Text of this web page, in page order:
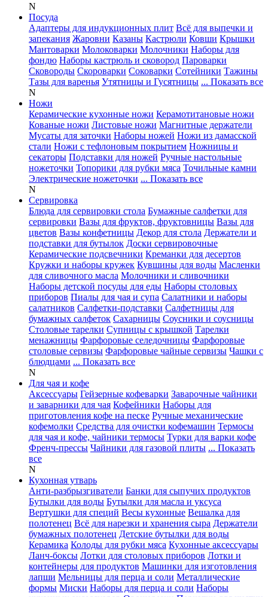
N
Посуда
Адаптеры для индукционных плит Всё для выпечки и
запекания Жаровни Казаны Кастрюли Ковши Крышки
Мантоварки Молоковарки Молочники Наборы для
фондю Наборы кастрюль и сковород Пароварки
Сковороды Скороварки Соковарки Сотейники Тажины
Тазы для варенья Утятницы и Гусятницы ... Показать все
N
Ножи
Керамические кухонные ножи Керамотитановые ножи
Кованые ножи Листовые ножи Магнитные держатели
Мусаты для заточки Наборы ножей Ножи из дамасской
стали Ножи с тефлоновым покрытием Ножницы и
секаторы Подставки для ножей Ручные настольные
ножеточки Топорики для рубки мяса Точильные камни
Электрические ножеточки ... Показать все
N
Сервировка
Блюда для сервировки стола Бумажные салфетки для
сервировки Вазы для фруктов, фруктовницы Вазы для
цветов Вазы конфетницы Декор для стола Держатели и
подставки для бутылок Доски сервировочные
Керамические подсвечники Креманки для десертов
Кружки и наборы кружек Кувшины для воды Масленки
для сливочного масла Молочники и сливочники
Наборы детской посуды для еды Наборы столовых
приборов Пиалы для чая и супа Салатники и наборы
салатников Салфетки-подставки Салфетницы для
бумажных салфеток Сахарницы Соусники и соусницы
Столовые тарелки Супницы с крышкой Тарелки
менажницы Фарфоровые селедочницы Фарфоровые
столовые сервизы Фарфоровые чайные сервизы Чашки с
блюдцами ... Показать все
N
Для чая и кофе
Аксессуары Гейзерные кофеварки Заварочные чайники
и заварники для чая Кофейники Наборы для
приготовления кофе на песке Ручные механические
кофемолки Средства для очистки кофемашин Термосы
для чая и кофе, чайники термосы Турки для варки кофе
Френч-прессы Чайники для газовой плиты ... Показать
все
N
Кухонная утварь
Анти-разбрызгиватели Банки для сыпучих продуктов
Бутылки для воды Бутылки для масла и уксуса
Вертушки для специй Весы кухонные Вешалка для
полотенец Всё для нарезки и хранения сыра Держатели
бумажных полотенец Детские бутылки для воды
Керамика Колоды для рубки мяса Кухонные аксессуары
Ланч-боксы Лотки для столовых приборов Лотки и
контейнеры для продуктов Машинки для изготовления
лапши Мельницы для перца и соли Металлические
формы Миски Наборы для перца и соли Наборы